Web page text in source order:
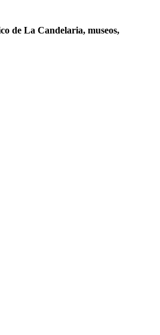
de La Candelaria, museos,